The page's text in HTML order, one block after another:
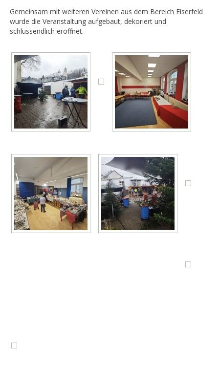
Gemeinsam mit weiteren Vereinen aus dem Bereich Eiserfeld
wurde die Veranstaltung aufgebaut, dekoriert und
schlussendlich eröffnet.